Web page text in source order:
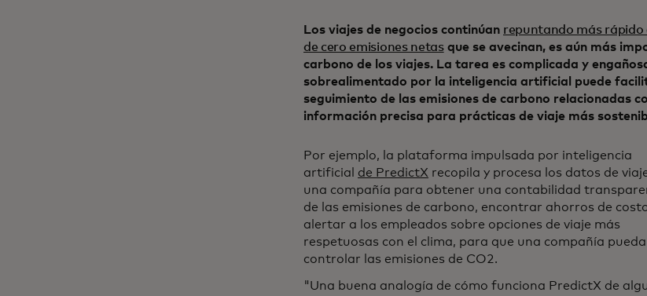
Los viajes de negocios continúan repuntando más rápido
de cero emisiones netasque se avecinan, es aún más
carbono de los viajes. La tarea es complicada y
sobrealimentado por la inteligencia artificial puede
seguimiento de las emisiones de carbono relacionadas
información precisa para prácticas de viaje más
Por ejemplo, la plataforma impulsada por inteligencia
artificial de PredictX recopila y procesa los datos de
una compañía para obtener una contabilidad
de las emisiones de carbono, encontrar ahorros de
alertar a los empleados sobre opciones de viaje más
respetuosas con el clima, para que una compañía pueda
controlar las emisiones de CO2.
"Una buena analogía de cómo funciona PredictX de